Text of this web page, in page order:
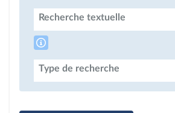
Recherche textuelle
Type de recherche